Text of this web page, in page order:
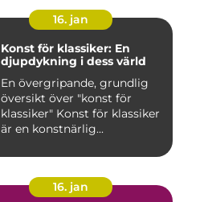
16. jan
Konst för klassiker: En
djupdykning i dess värld
En övergripande, grundlig
översikt över "konst för
klassiker" Konst för klassiker
är en konstnärlig...
16. jan